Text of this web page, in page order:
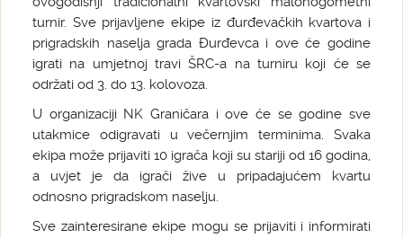
turnir. Sve prijavljene ekipe iz đurđevačkih kvartova i
prigradskih naselja grada Đurđevca i ove će godine
igrati na umjetnoj travi ŠRC-a na turniru koji će se
održati od 3. do 13. kolovoza.
U organizaciji NK Graničara i ove će se godine sve
utakmice odigravati u večernjim terminima. Svaka
ekipa može prijaviti 10 igrača koji su stariji od 16 godina,
a uvjet je da igrači žive u pripadajućem kvartu
odnosno prigradskom naselju.
Sve zainteresirane ekipe mogu se prijaviti i informirati